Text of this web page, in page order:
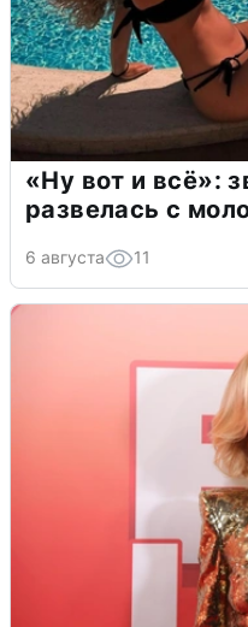
«Ну вот и всё»:
развелась с
6 августа 11